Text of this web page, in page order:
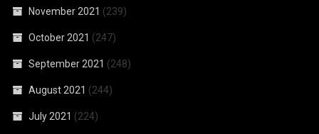
November 2021 (239)
October 2021 (247)
September 2021 (248)
August 2021 (244)
July 2021 (224)